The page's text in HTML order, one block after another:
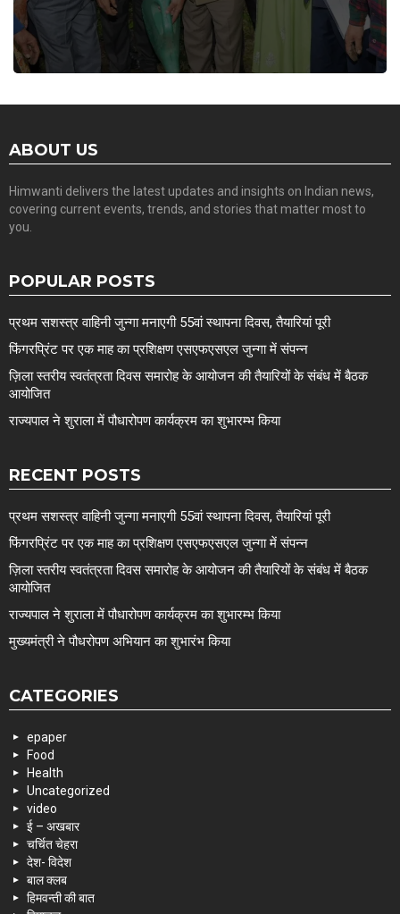
ABOUT US
Himwanti delivers the latest updates and insights on Indian news,
covering current events, trends, and stories that matter most to
you.
POPULAR POSTS
प्रथम सशस्त्र वाहिनी जुन्गा मनाएगी 55वां स्थापना दिवस, तैयारियां पूरी
फिंगरप्रिंट पर एक माह का प्रशिक्षण एसएफएसएल जुन्गा में संपन्न
ज़िला स्तरीय स्वतंत्रता दिवस समारोह के आयोजन की तैयारियों के संबंध में बैठक
आयोजित
राज्यपाल ने शुराला में पौधारोपण कार्यक्रम का शुभारम्भ किया
RECENT POSTS
प्रथम सशस्त्र वाहिनी जुन्गा मनाएगी 55वां स्थापना दिवस, तैयारियां पूरी
फिंगरप्रिंट पर एक माह का प्रशिक्षण एसएफएसएल जुन्गा में संपन्न
ज़िला स्तरीय स्वतंत्रता दिवस समारोह के आयोजन की तैयारियों के संबंध में बैठक
आयोजित
राज्यपाल ने शुराला में पौधारोपण कार्यक्रम का शुभारम्भ किया
मुख्यमंत्री ने पौधरोपण अभियान का शुभारंभ किया
CATEGORIES
epaper
Food
Health
Uncategorized
video
ई – अखबार
चर्चित चेहरा
देश- विदेश
बाल क्लब
हिमवन्ती की बात